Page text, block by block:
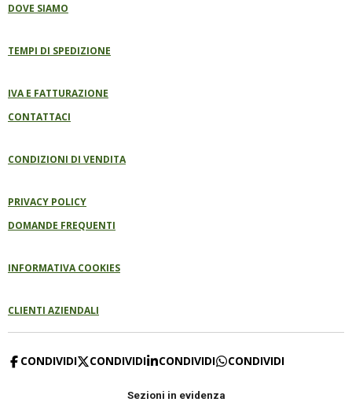
DOVE SIAMO
TEMPI DI SPEDIZIONE
IVA E FATTURAZIONE
CONTATTACI
CONDIZIONI DI VENDITA
PRIVACY POLICY
DOMANDE FREQUENTI
INFORMATIVA COOKIES
CLIENTI AZIENDALI
CONDIVIDI CONDIVIDI CONDIVIDI CONDIVIDI
Sezioni in evidenza